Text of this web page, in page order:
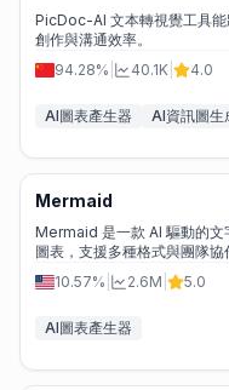
PicDoc-AI 文本轉視覺工具
創作與溝通效率。
94.28%
40.1K 4.0
AI圖表產生器 AI資訊圖生
Mermaid
Mermaid 是一款 AI 驅動的文
圖表，支援多種格式與團隊協
10.57%
2.6M 5.0
AI圖表產生器